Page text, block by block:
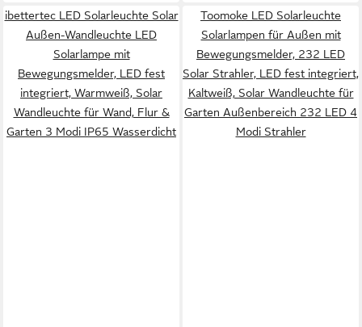
ibettertec LED Solarleuchte Solar
Außen-Wandleuchte LED
Solarlampe mit
Bewegungsmelder, LED fest
integriert, Warmweiß, Solar
Wandleuchte für Wand, Flur &
Garten 3 Modi IP65 Wasserdicht
Toomoke LED Solarleuchte
Solarlampen für Außen mit
Bewegungsmelder, 232 LED
Solar Strahler, LED fest integriert,
Kaltweiß, Solar Wandleuchte für
Garten Außenbereich 232 LED 4
Modi Strahler